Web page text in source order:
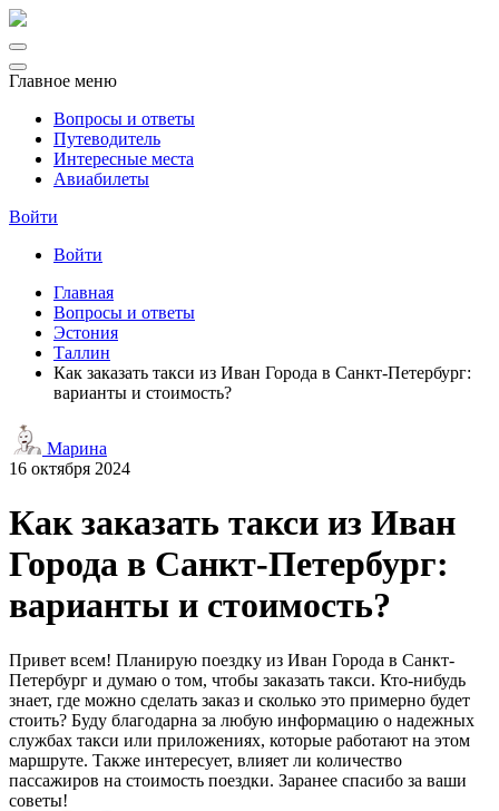
Главное меню
Вопросы и ответы
Путеводитель
Интересные места
Авиабилеты
Войти
Войти
Главная
Вопросы и ответы
Эстония
Таллин
Как заказать такси из Иван Города в Санкт-Петербург:
варианты и стоимость?
Марина
16 октября 2024
Как заказать такси из Иван
Города в Санкт-Петербург:
варианты и стоимость?
Привет всем! Планирую поездку из Иван Города в Санкт-
Петербург и думаю о том, чтобы заказать такси. Кто-нибудь
знает, где можно сделать заказ и сколько это примерно будет
стоить? Буду благодарна за любую информацию о надежных
службах такси или приложениях, которые работают на этом
маршруте. Также интересует, влияет ли количество
пассажиров на стоимость поездки. Заранее спасибо за ваши
советы!